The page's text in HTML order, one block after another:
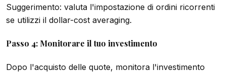
Suggerimento: valuta l'impostazione di ordini ricorrenti
se utilizzi il dollar-cost averaging.
Passo 4: Monitorare il tuo investimento
Dopo l'acquisto delle quote, monitora l'investimento